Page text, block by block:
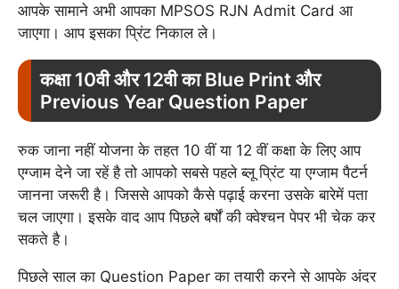
आपके सामाने अभी आपका MPSOS RJN Admit Card आ
जाएगा। आप इसका प्रिंट निकाल ले।
कक्षा 10वी और 12वी का Blue Print और
Previous Year Question Paper
रुक जाना नहीं योजना के तहत 10 वीं या 12 वीं कक्षा के लिए आप
एग्जाम देने जा रहें है तो आपको सबसे पहले ब्लू प्रिंट या एग्जाम पैटर्न
जानना जरूरी है। जिससे आपको कैसे पढ़ाई करना उसके बारेमें पता
चल जाएगा। इसके वाद आप पिछले बर्षों की क्वेश्चन पेपर भी चेक कर
सकते है।
पिछले साल का Question Paper का तयारी करने से आपके अंदर